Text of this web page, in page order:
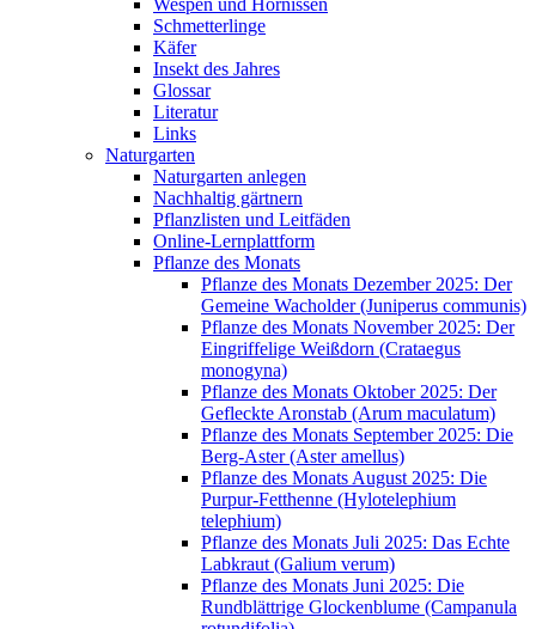
Wespen und Hornissen
Schmetterlinge
Käfer
Insekt des Jahres
Glossar
Literatur
Links
Naturgarten
Naturgarten anlegen
Nachhaltig gärtnern
Pflanzlisten und Leitfäden
Online-Lernplattform
Pflanze des Monats
Pflanze des Monats Dezember 2025: Der
Gemeine Wacholder (Juniperus communis)
Pflanze des Monats November 2025: Der
Eingriffelige Weißdorn (Crataegus
monogyna)
Pflanze des Monats Oktober 2025: Der
Gefleckte Aronstab (Arum maculatum)
Pflanze des Monats September 2025: Die
Berg-Aster (Aster amellus)
Pflanze des Monats August 2025: Die
Purpur-Fetthenne (Hylotelephium
telephium)
Pflanze des Monats Juli 2025: Das Echte
Labkraut (Galium verum)
Pflanze des Monats Juni 2025: Die
Rundblättrige Glockenblume (Campanula